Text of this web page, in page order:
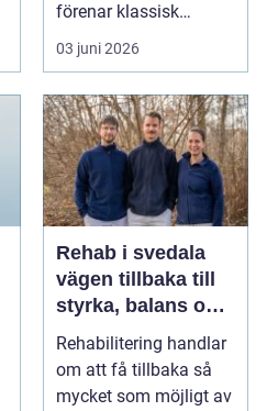
förenar klassisk
massage med
energibas...
03 juni 2026
Rehab i svedala
vägen tillbaka till
styrka, balans och
vardag
Rehabilitering handlar
om att få tillbaka så
mycket som möjligt av